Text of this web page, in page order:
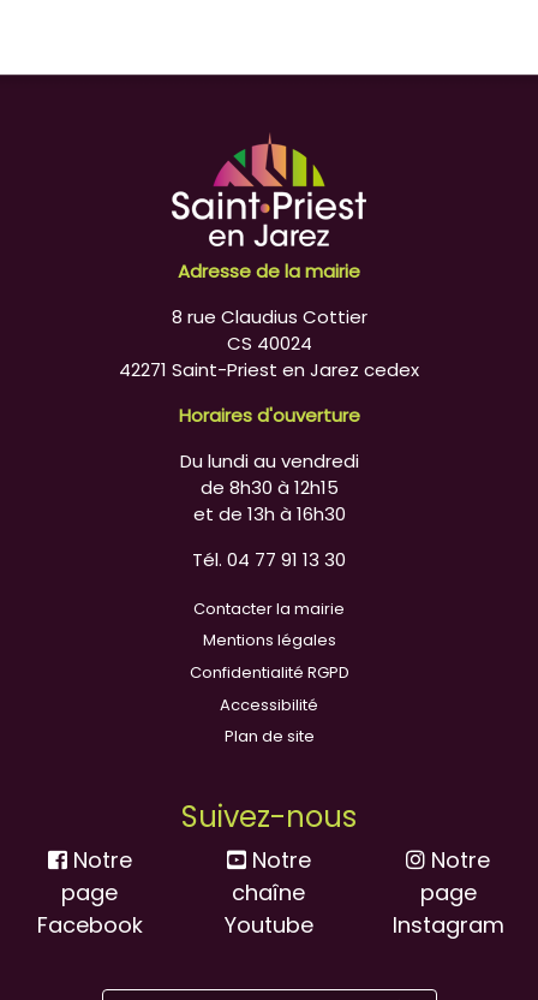
Adresse de la mairie
8 rue Claudius Cottier
CS 40024
42271 Saint-Priest en Jarez cedex
Horaires d'ouverture
Du lundi au vendredi
de 8h30 à 12h15
et de 13h à 16h30
Tél. 04 77 91 13 30
Contacter la mairie
Mentions légales
Confidentialité RGPD
Accessibilité
Plan de site
Suivez-nous
Notre
page
Facebook
Notre
chaîne
Youtube
Notre
page
Instagram